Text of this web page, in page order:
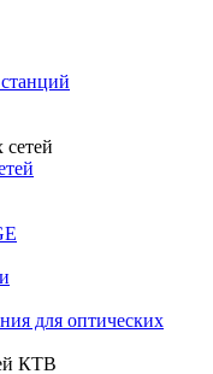
для оптических